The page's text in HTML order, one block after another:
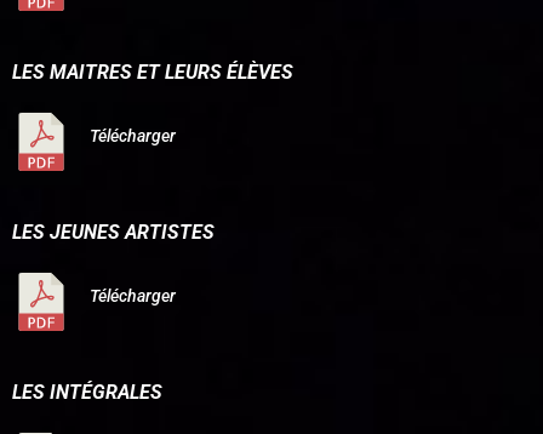
LES MAITRES ET LEURS ÉLÈVES
Télécharger
LES JEUNES ARTISTES
Télécharger
LES INTÉGRALES